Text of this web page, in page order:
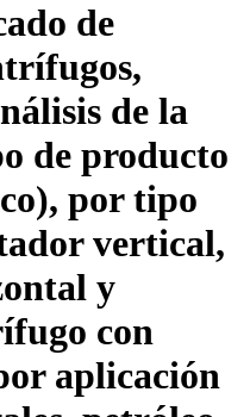
de
de la
de producto
por tipo
vertical,
y
con
aplicación